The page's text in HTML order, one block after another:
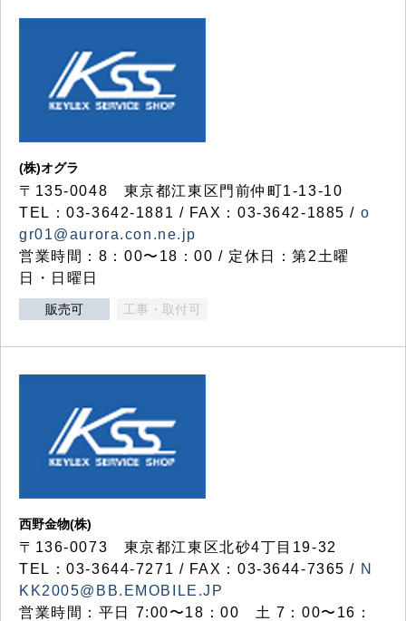
(株)オグラ
〒135-0048 東京都江東区門前仲町1-13-10
TEL：03-3642-1881 / FAX：03-3642-1885 / o
gr01@aurora.con.ne.jp
営業時間：8：00〜18：00 / 定休日：第2土曜
日・日曜日
販売可 工事・取付可
西野金物(株)
〒136-0073 東京都江東区北砂4丁目19-32
TEL：03‐3644‐7271 / FAX：03-3644-7365 / N
KK2005@BB.EMOBILE.JP
営業時間：平日 7:00〜18：00 土 7：00〜16：